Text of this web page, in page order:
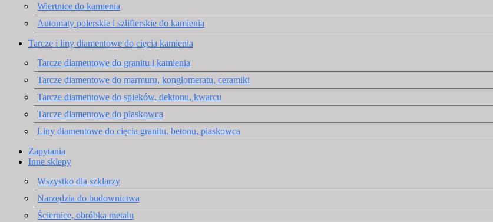
Wiertnice do kamienia
Automaty polerskie i szlifierskie do kamienia
Tarcze i liny diamentowe do cięcia kamienia
Tarcze diamentowe do granitu i kamienia
Tarcze diamentowe do marmuru, konglomeratu, ceramiki
Tarcze diamentowe do spieków, dektonu, kwarcu
Tarcze diamentowe do piaskowca
Liny diamentowe do cięcia granitu, betonu, piaskowca
Zapytania
Inne sklepy
Wszystko dla szklarzy
Narzędzia do budownictwa
Ściernice, obróbka metalu